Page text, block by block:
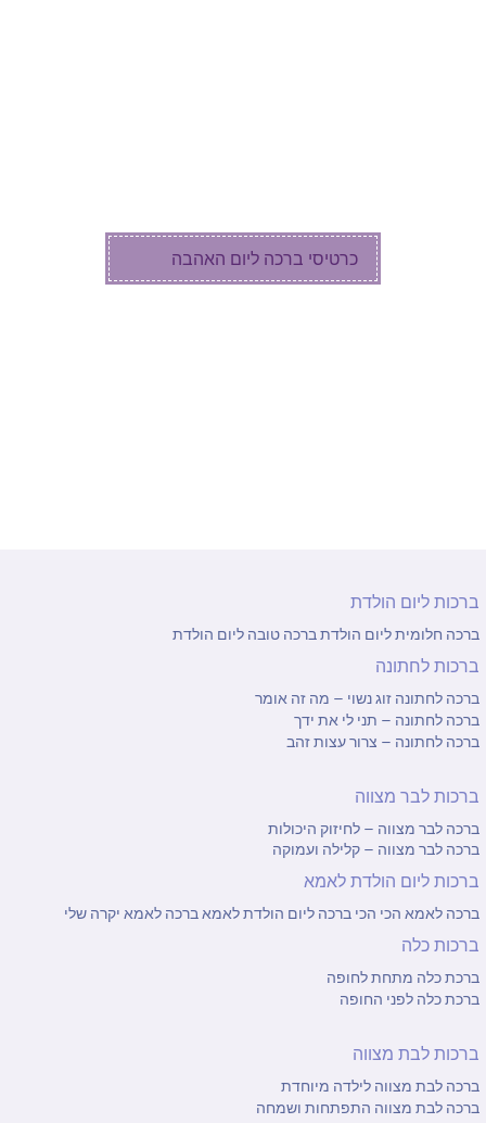
כרטיסי ברכה ליום האהבה
ברכות ליום הולדת
ברכה חלומית ליום הולדתברכה טובה ליום הולדת
ברכות לחתונה
ברכה לחתונה זוג נשוי – מה זה אומר
ברכה לחתונה – תני לי את ידך
ברכה לחתונה – צרור עצות זהב
ברכות לבר מצווה
ברכה לבר מצווה – לחיזוק היכולות
ברכה לבר מצווה – קלילה ועמוקה
ברכות ליום הולדת לאמא
ברכה לאמא הכי הכי ברכה ליום הולדת לאמאברכה לאמא יקרה שלי
ברכות כלה
ברכת כלה מתחת לחופה
ברכת כלה לפני החופה
ברכות לבת מצווה
ברכה לבת מצווה לילדה מיוחדת
ברכה לבת מצווה התפתחות ושמחה